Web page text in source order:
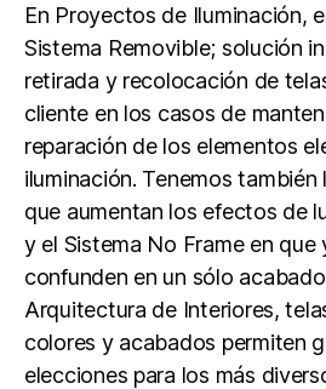
En Proyectos de Iluminación,
Sistema Removible; solución
retirada y recolocación de
cliente en los casos de
reparación de los elementos
iluminación. Tenemos
que aumentan los efectos de
y el Sistema No Frame en que
confunden en un sólo
Arquitectura de Interiores,
colores y acabados permiten
elecciones para los más